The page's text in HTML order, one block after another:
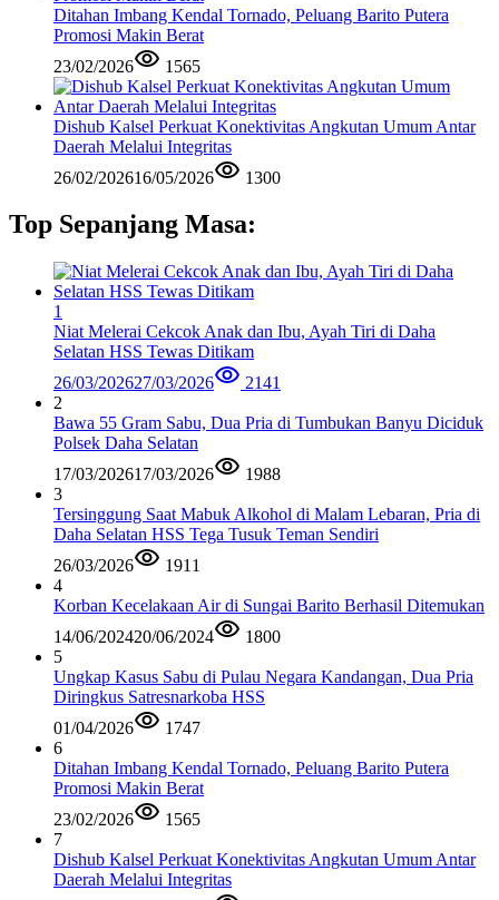
Ditahan Imbang Kendal Tornado, Peluang Barito Putera
Promosi Makin Berat
23/02/2026
1565
Dishub Kalsel Perkuat Konektivitas Angkutan Umum Antar
Daerah Melalui Integritas
26/02/202616/05/2026 1300
Top Sepanjang Masa:
1
Niat Melerai Cekcok Anak dan Ibu, Ayah Tiri di Daha
Selatan HSS Tewas Ditikam
26/03/202627/03/2026
2141
2
Bawa 55 Gram Sabu, Dua Pria di Tumbukan Banyu Diciduk
Polsek Daha Selatan
17/03/202617/03/2026
1988
3
Tersinggung Saat Mabuk Alkohol di Malam Lebaran, Pria di
Daha Selatan HSS Tega Tusuk Teman Sendiri
26/03/2026
1911
4
Korban Kecelakaan Air di Sungai Barito Berhasil Ditemukan
14/06/202420/06/2024
1800
5
Ungkap Kasus Sabu di Pulau Negara Kandangan, Dua Pria
Diringkus Satresnarkoba HSS
01/04/2026
1747
6
Ditahan Imbang Kendal Tornado, Peluang Barito Putera
Promosi Makin Berat
23/02/2026
1565
7
Dishub Kalsel Perkuat Konektivitas Angkutan Umum Antar
Daerah Melalui Integritas